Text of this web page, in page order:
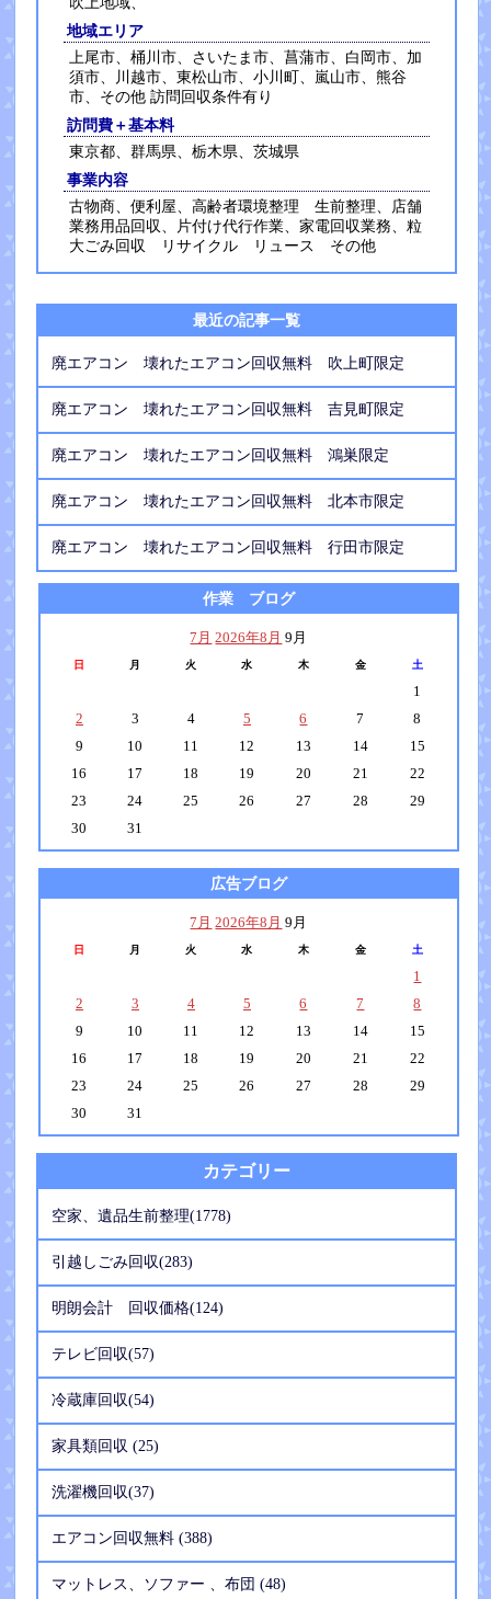
地域エリア
上尾市、桶川市、さいたま市、菖蒲市、白岡市、加
須市、川越市、東松山市、小川町、嵐山市、熊谷
市、その他 訪問回収条件有り
訪問費＋基本料
東京都、群馬県、栃木県、茨城県
事業内容
古物商、便利屋、高齢者環境整理 生前整理、店舗
業務用品回収、片付け代行作業、家電回収業務、粒
大ごみ回収 リサイクル リュース その他
最近の記事一覧
廃エアコン 壊れたエアコン回収無料 吹上町限定
廃エアコン 壊れたエアコン回収無料 吉見町限定
廃エアコン 壊れたエアコン回収無料 鴻巣限定
廃エアコン 壊れたエアコン回収無料 北本市限定
廃エアコン 壊れたエアコン回収無料 行田市限定
作業 ブログ
7月 2026年8月 9月
日 月 火 水 木 金 土
1
2
3 4 5 6 7
8
9
10 11 12 13 14
15
16
17 18 19 20 21
22
23
24 25 26 27 28
29
30
31
広告ブログ
7月 2026年8月 9月
日 月 火 水 木 金 土
1
2
3 4 5 6 7
8
9
10 11 12 13 14
15
16
17 18 19 20 21
22
23
24 25 26 27 28
29
30
31
カテゴリー
空家、遺品生前整理(1778)
引越しごみ回収(283)
明朗会計 回収価格(124)
テレビ回収(57)
冷蔵庫回収(54)
家具類回収 (25)
洗濯機回収(37)
エアコン回収無料 (388)
マットレス、ソファー 、布団 (48)